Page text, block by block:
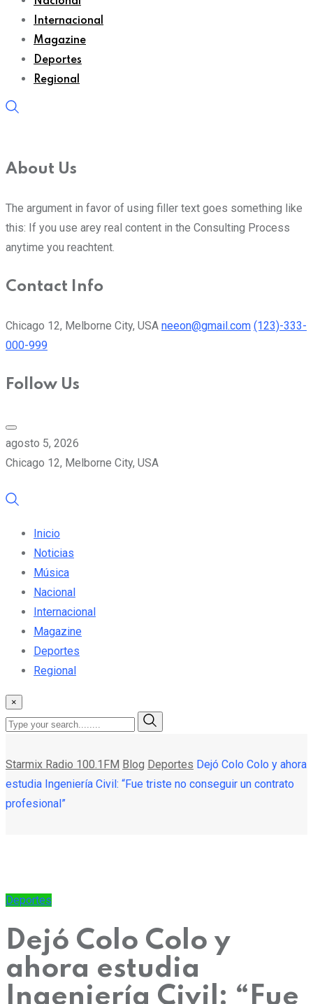
Internacional
Magazine
Deportes
Regional
About Us
The argument in favor of using filler text goes something like
this: If you use arey real content in the Consulting Process
anytime you reachtent.
Contact Info
Chicago 12, Melborne City, USA neeon@gmail.com (123)-333-
000-999
Follow Us
agosto 5, 2026
Chicago 12, Melborne City, USA
Inicio
Noticias
Música
Nacional
Internacional
Magazine
Deportes
Regional
×
Starmix Radio 100.1FM Blog Deportes Dejó Colo Colo y ahora
estudia Ingeniería Civil: “Fue triste no conseguir un contrato
profesional”
Deportes
Dejó Colo Colo y
ahora estudia
Ingeniería Civil: “Fue